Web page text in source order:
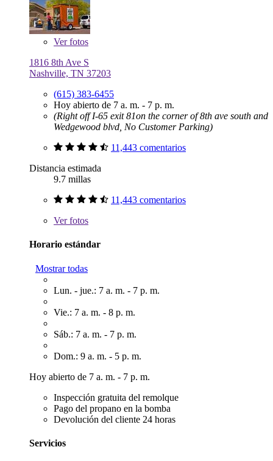
Verfotos
1816 8th Ave S
Nashville, TN 37203
(615) 383-6455
Hoy abierto de 7 a. m. - 7 p. m.
(Right off I-65 exit 81on the corner of 8th ave south and
Wedgewood blvd, No Customer Parking)
11,443 comentarios
Distancia estimada
9.7 millas
11,443 comentarios
Verfotos
Horario estándar
Mostrar todas
Lun. - jue.: 7 a. m. - 7 p. m.
Vie.: 7 a. m. - 8 p. m.
Sáb.: 7 a. m. - 7 p. m.
Dom.: 9 a. m. - 5 p. m.
Hoy abierto de 7 a. m. - 7 p. m.
Inspección gratuita del remolque
Pago del propano en la bomba
Devolución del cliente 24 horas
Servicios